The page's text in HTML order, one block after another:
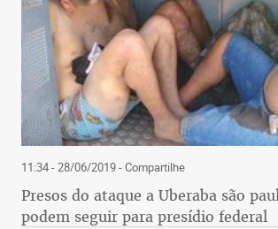
11:34 - 28/06/2019- Compartilhe
Presos do ataque a Uberaba são
podem seguir para presídio federal